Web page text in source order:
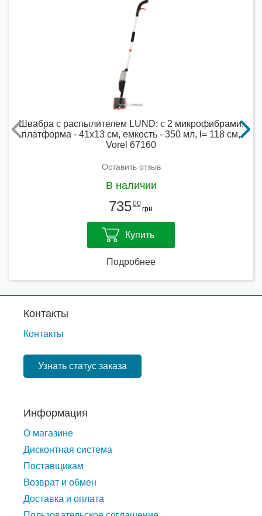
Швабра с распылителем LUND: с 2 микрофибрами,
платформа - 41х13 см, емкость - 350 мл, l= 118 см,
Vorel 67160
Оставить отзыв
В наличии
73500
грн
Купить
Подробнее
Контакты
Контакты
Узнать статус заказа
Информация
О магазине
Дисконтная система
Поставщикам
Возврат и обмен
Доставка и оплата